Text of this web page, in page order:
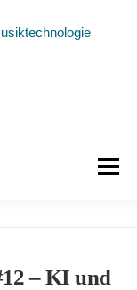
Menü
– KI und